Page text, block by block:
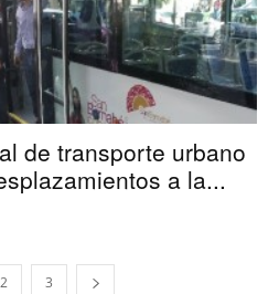
de transporte urbano
a la...
2 3